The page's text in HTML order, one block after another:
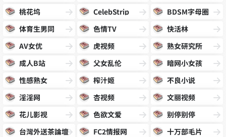
桃花坞
CelebStrip
BDSM字母圈
体育生男同
色情TV
快活林
AV女优
虎视频
熟女研究所
成人B站
父女乱伦
暗网小女孩
性感熟女
榨汁姬
不良小说
淫淫网
杏视频
文丽视频
花儿影视
色欲文爱
别停别停
台灣外送茶論壇
FC2情报网
十万部毛片